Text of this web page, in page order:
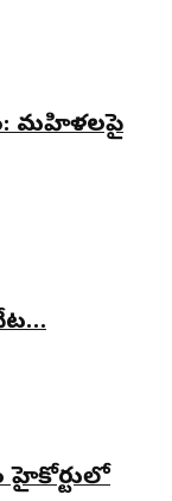
మహిళలపై
హైకోర్టులో